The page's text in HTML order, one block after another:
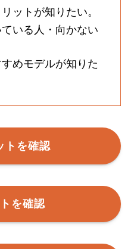
ットが知りたい。
いる人・向かない
めモデルが知りた
トを確認
を確認